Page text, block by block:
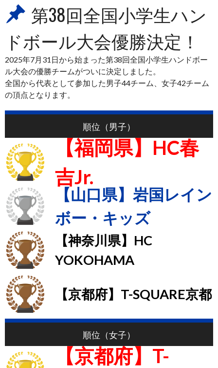
第38回全国小学生ハン
ドボール大会優勝決定！
2025年7月31日から始まった第38回全国小学生ハンドボー
ル大会の優勝チームがついに決定しました。
全国から代表として参加した男子44チーム、女子42チーム
の頂点となります。
順位（男子）
【福岡県】HC春
吉Jr.
【山口県】岩国レイン
ボー・キッズ
【神奈川県】HC
YOKOHAMA
【京都府】T-SQUARE京都
順位（女子）
【京都府】T-